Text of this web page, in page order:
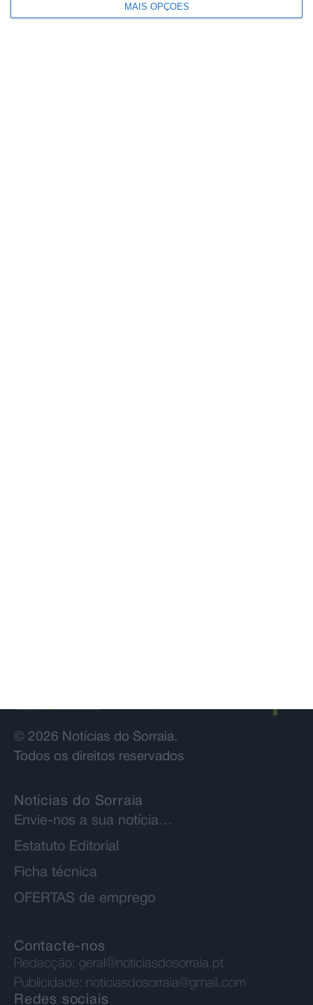
MAIS OPÇÕES
© 2026 Notícias do Sorraia.
Todos os direitos reservados
Notícias do Sorraia
Envie-nos a sua notícia…
Estatuto Editorial
Ficha técnica
OFERTAS de emprego
Contacte-nos
Redacção: geral@noticiasdosorraia.pt
Publicidade: noticiasdosorraia@gmail.com
Redes sociais